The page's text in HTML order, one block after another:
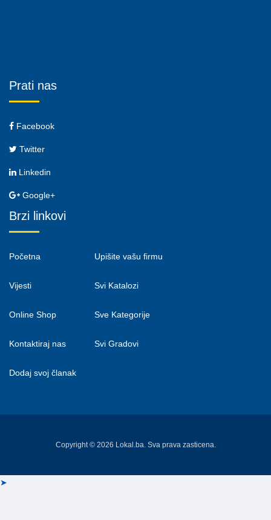
Prati nas
Facebook
Twitter
Linkedin
Google+
Brzi linkovi
Početna
Vijesti
Online Shop
Kontaktiraj nas
Dodaj svoj članak
Upišite vašu firmu
Svi Katalozi
Sve Kategorije
Svi Gradovi
Copyright © 2026 Lokal.ba. Sva prava zasticena.
➤